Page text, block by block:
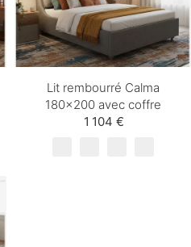
Lit rembourré Calma
180×200 avec coffre
1 104 €